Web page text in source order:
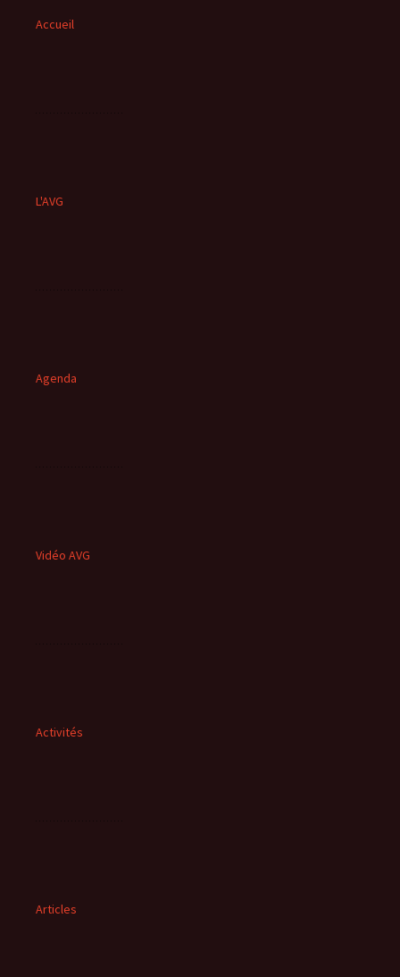
Accueil
L'AVG
Agenda
Vidéo AVG
Activités
Articles